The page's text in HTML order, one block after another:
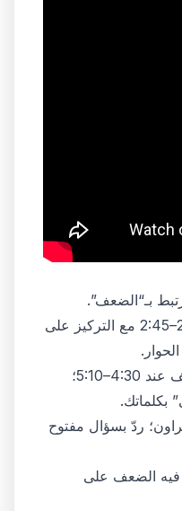
بـ“الضعف”.
— قلّد من 2:00–2:45 مع التركيز على
— أوقف عند 4:30–5:10؛
بكلماتك.
ردّ بسؤال مفتوح
الضعف على